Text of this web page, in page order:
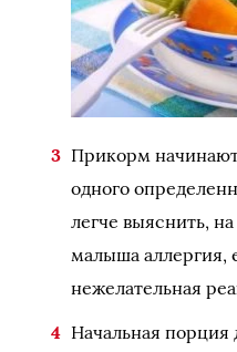
Прикорм
одного
легче выяснить,
малыша аллергия,
нежелательная
Начальная порция